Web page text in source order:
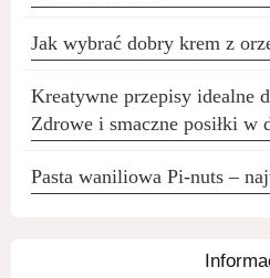
Jak wybrać dobry krem z
Kreatywne przepisy idealne
Zdrowe i smaczne posiłki w
Pasta waniliowa Pi-nuts –